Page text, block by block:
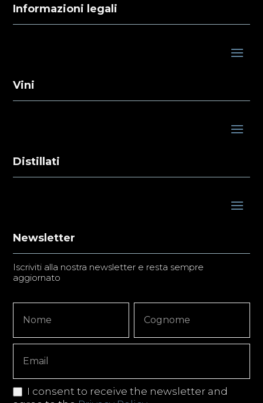
Informazioni legali
Vini
Distillati
Newsletter
Iscriviti alla nostra newsletter e resta sempre
aggiornato
Signup
Copy
I consent to receive the newsletter and